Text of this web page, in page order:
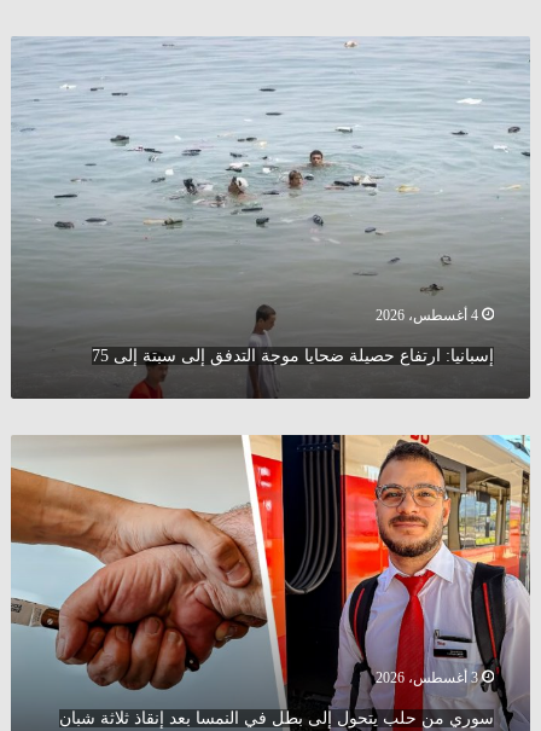
إسبانيا:
ارتفاع
حصيلة
ضحايا
موجة
التدفق
إلى
4 أغسطس، 2026
إسبانيا: ارتفاع حصيلة ضحايا موجة التدفق إلى سبتة إلى 75
سوري
من
حلب
يتحول
إلى
بطل
في
النمسا
بعد
إنقاذ
ثلاثة
شبان
3 أغسطس، 2026
سوري من حلب يتحول إلى بطل في النمسا بعد إنقاذ ثلاثة شبان